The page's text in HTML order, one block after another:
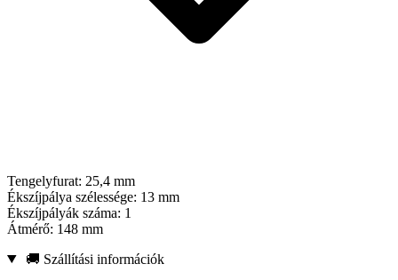
Tengelyfurat: 25,4 mm
Ékszíjpálya szélessége: 13 mm
Ékszíjpályák száma: 1
Átmérő: 148 mm
🚚 Szállítási információk